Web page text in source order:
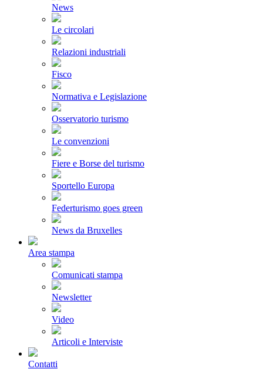
News
Le circolari
Relazioni industriali
Fisco
Normativa e Legislazione
Osservatorio turismo
Le convenzioni
Fiere e Borse del turismo
Sportello Europa
Federturismo goes green
News da Bruxelles
Area stampa
Comunicati stampa
Newsletter
Video
Articoli e Interviste
Contatti